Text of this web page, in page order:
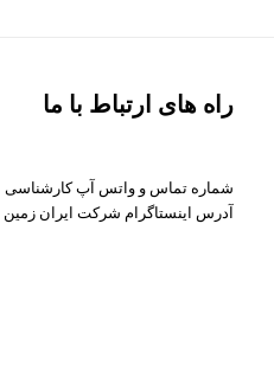
راه های ارتباط با ما
شماره تماس و واتس آپ کارشناسی
آدرس اینستاگرام شرکت ایران زمین